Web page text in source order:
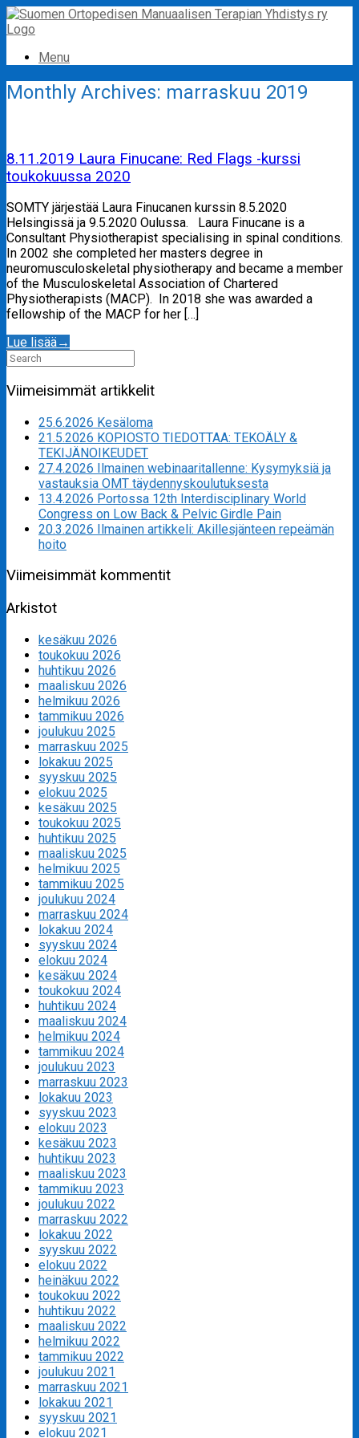
Skip
to
Menu
Monthly Archives: marraskuu 2019
8.11.2019 Laura Finucane: Red Flags -kurssi
toukokuussa 2020
SOMTY järjestää Laura Finucanen kurssin 8.5.2020
Helsingissä ja 9.5.2020 Oulussa. Laura Finucane is a
Consultant Physiotherapist specialising in spinal conditions.
In 2002 she completed her masters degree in
neuromusculoskeletal physiotherapy and became a member
of the Musculoskeletal Association of Chartered
Physiotherapists (MACP). In 2018 she was awarded a
fellowship of the MACP for her […]
Lue lisää→
Search
Viimeisimmät artikkelit
25.6.2026 Kesäloma
21.5.2026 KOPIOSTO TIEDOTTAA: TEKOÄLY &
TEKIJÄNOIKEUDET
27.4.2026 Ilmainen webinaaritallenne: Kysymyksiä ja
vastauksia OMT täydennyskoulutuksesta
13.4.2026 Portossa 12th Interdisciplinary World
Congress on Low Back & Pelvic Girdle Pain
20.3.2026 Ilmainen artikkeli: Akillesjänteen repeämän
hoito
Viimeisimmät kommentit
Arkistot
kesäkuu 2026
toukokuu 2026
huhtikuu 2026
maaliskuu 2026
helmikuu 2026
tammikuu 2026
joulukuu 2025
marraskuu 2025
lokakuu 2025
syyskuu 2025
elokuu 2025
kesäkuu 2025
toukokuu 2025
huhtikuu 2025
maaliskuu 2025
helmikuu 2025
tammikuu 2025
joulukuu 2024
marraskuu 2024
lokakuu 2024
syyskuu 2024
elokuu 2024
kesäkuu 2024
toukokuu 2024
huhtikuu 2024
maaliskuu 2024
helmikuu 2024
tammikuu 2024
joulukuu 2023
marraskuu 2023
lokakuu 2023
syyskuu 2023
elokuu 2023
kesäkuu 2023
huhtikuu 2023
maaliskuu 2023
tammikuu 2023
joulukuu 2022
marraskuu 2022
lokakuu 2022
syyskuu 2022
elokuu 2022
heinäkuu 2022
toukokuu 2022
huhtikuu 2022
maaliskuu 2022
helmikuu 2022
tammikuu 2022
joulukuu 2021
marraskuu 2021
lokakuu 2021
syyskuu 2021
elokuu 2021